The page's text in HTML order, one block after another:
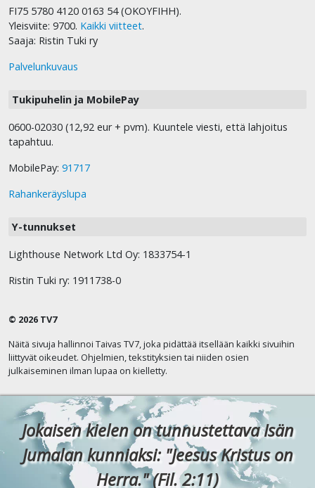
FI75 5780 4120 0163 54 (OKOYFIHH).
Yleisviite: 9700. Kaikki viitteet.
Saaja: Ristin Tuki ry
Palvelunkuvaus
Tukipuhelin ja MobilePay
0600-02030 (12,92 eur + pvm). Kuuntele viesti, että lahjoitus
tapahtuu.
MobilePay: 91717
Rahankeräyslupa
Y-tunnukset
Lighthouse Network Ltd Oy: 1833754-1
Ristin Tuki ry: 1911738-0
© 2026 TV7
Näitä sivuja hallinnoi Taivas TV7, joka pidättää itsellään kaikki sivuihin
liittyvät oikeudet. Ohjelmien, tekstityksien tai niiden osien
julkaiseminen ilman lupaa on kielletty.
Jokaisen kielen on tunnustettava Isän
Jumalan kunniaksi: "Jeesus Kristus on
Herra." (Fil. 2:11)